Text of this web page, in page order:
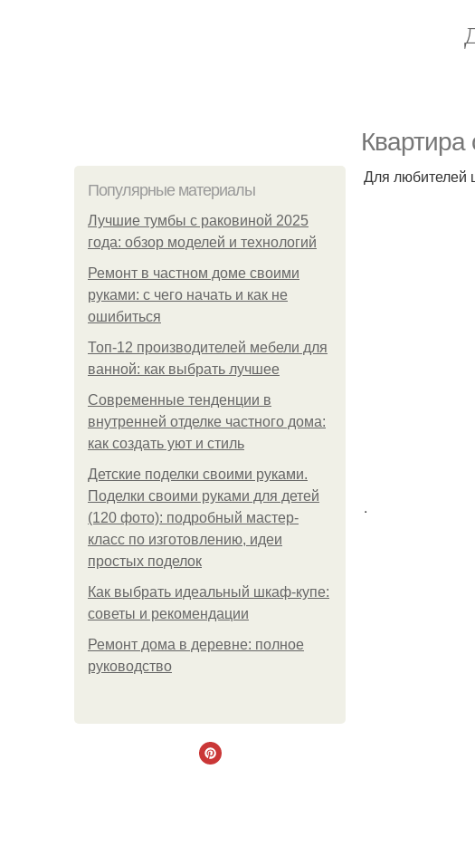
Популярные материалы
Лучшие тумбы с раковиной 2025
года: обзор моделей и технологий
Ремонт в частном доме своими
руками: с чего начать и как не
ошибиться
Топ-12 производителей мебели для
ванной: как выбрать лучшее
Современные тенденции в
внутренней отделке частного дома:
как создать уют и стиль
Детские поделки своими руками.
Поделки своими руками для детей
(120 фото): подробный мастер-
класс по изготовлению, идеи
простых поделок
Как выбрать идеальный шкаф-купе:
советы и рекомендации
Ремонт дома в деревне: полное
руководство
Для любителей
.